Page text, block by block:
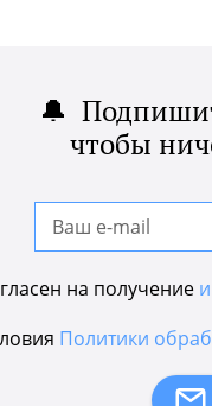
🔔
чтобы
на получение
Политики